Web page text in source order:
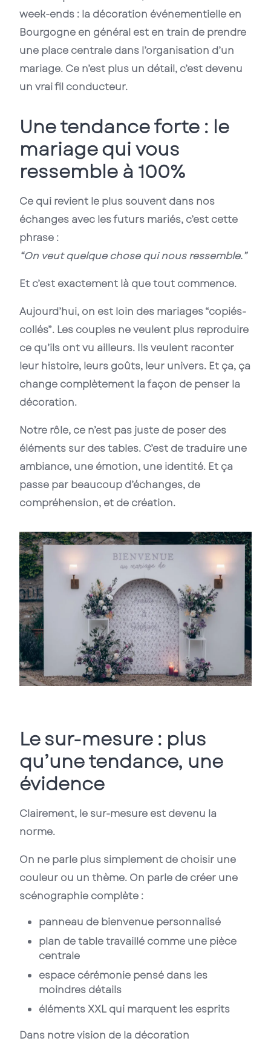
week-ends : la décoration événementielle en
Bourgogne en général est en train de prendre
une place centrale dans l’organisation d’un
mariage. Ce n’est plus un détail, c’est devenu
un vrai fil conducteur.
Une tendance forte : le
mariage qui vous
ressemble à 100%
Ce qui revient le plus souvent dans nos
échanges avec les futurs mariés, c’est cette
phrase :
“On veut quelque chose qui nous ressemble.”
Et c’est exactement là que tout commence.
Aujourd’hui, on est loin des mariages “copiés-
collés”. Les couples ne veulent plus reproduire
ce qu’ils ont vu ailleurs. Ils veulent raconter
leur histoire, leurs goûts, leur univers. Et ça, ça
change complètement la façon de penser la
décoration.
Notre rôle, ce n’est pas juste de poser des
éléments sur des tables. C’est de traduire une
ambiance, une émotion, une identité. Et ça
passe par beaucoup d’échanges, de
compréhension, et de création.
Le sur-mesure : plus
qu’une tendance, une
évidence
Clairement, le sur-mesure est devenu la
norme.
On ne parle plus simplement de choisir une
couleur ou un thème. On parle de créer une
scénographie complète :
panneau de bienvenue personnalisé
plan de table travaillé comme une pièce
centrale
espace cérémonie pensé dans les
moindres détails
éléments XXL qui marquent les esprits
Dans notre vision de la décoration